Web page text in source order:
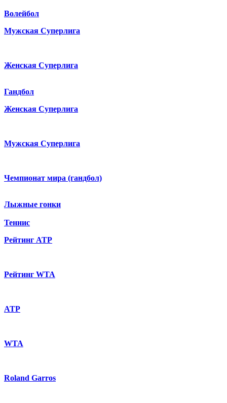
Волейбол
Мужская Суперлига
Женская Суперлига
Гандбол
Женская Суперлига
Мужская Суперлига
Чемпионат мира (гандбол)
Лыжные гонки
Теннис
Рейтинг ATP
Рейтинг WTA
ATP
WTA
Roland Garros